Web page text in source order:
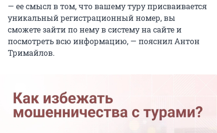
— ее смысл в том, что вашему туру присваивается
уникальный регистрационный номер, вы
сможете зайти по нему в систему на сайте и
посмотреть всю информацию, — пояснил Антон
Тримайлов.